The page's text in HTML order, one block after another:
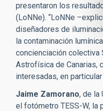
presentaron los
(LoNNe). “LoNNe
diseñadores de
la contaminación
concienciación colectiva
Astrofísica de Canarias,
interesadas, en
Jaime Zamorano, de la
el fotómetro TESS-W, la